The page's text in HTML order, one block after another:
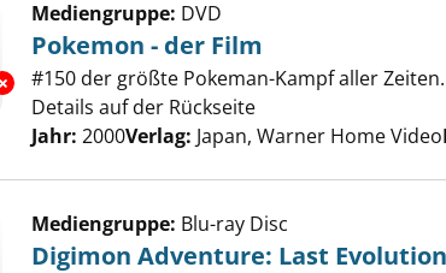
Exemplar-Details von Pokemon - der Film
Mediengruppe: DVD
Pokemon - der Film
#150 der größte Pokeman-Kampf aller
Details auf der Rückseite
Suche nach diesem Verfasser
Jahr: 2000Verlag: Japan, Warner Home Video
Mediengruppe: Blu-ray Disc
Digimon Adventure: Last